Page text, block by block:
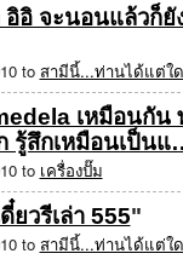
อิ จะนอนแล้วก็ยั
to สามีนี้...ท่านได้แต่ใ
เหมือนกัน
รู้สึกเหมือนเป็น
to เครื่องปั๊ม
ยวรีเล่า 555"
to สามีนี้...ท่านได้แต่ใ